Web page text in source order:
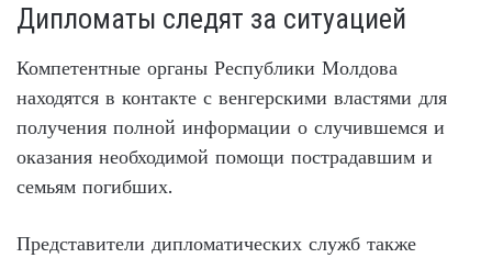
Дипломаты следят за ситуацией
Компетентные органы Республики Молдова
находятся в контакте с венгерскими властями для
получения полной информации о случившемся и
оказания необходимой помощи пострадавшим и
семьям погибших.
Представители дипломатических служб также